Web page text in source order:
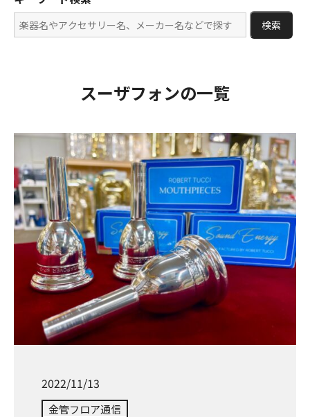
検索
スーザフォンの一覧
2022/11/13
金管フロア通信